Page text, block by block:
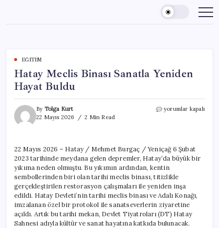
content
EĞITIM
Hatay Meclis Binası Sanatla Yeniden
Hayat Buldu
By Tolga Kurt
22 Mayıs 2026
2 Min Read
Hatay
Hayat
Buldu
için
yorumlar kapalı
22 Mayıs 2026 – Hatay / Mehmet Burgaç / Yeniçağ 6 Şubat
2023 tarihinde meydana gelen depremler, Hatay’da büyük bir
yıkıma neden olmuştu. Bu yıkımın ardından, kentin
sembollerinden biri olan tarihi meclis binası, titizlikle
gerçekleştirilen restorasyon çalışmaları ile yeniden inşa
edildi. Hatay Devleti’nin tarihi meclis binası ve Adalı Konağı,
imzalanan özel bir protokol ile sanatseverlerin ziyaretine
açıldı. Artık bu tarihi mekan, Devlet Tiyatroları (DT) Hatay
Sahnesi adıyla kültür ve sanat hayatına katkıda bulunacak.